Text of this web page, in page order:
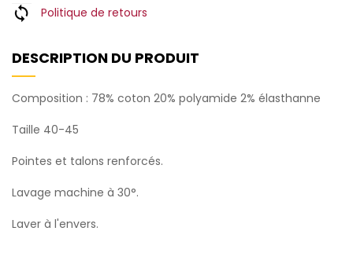
Politique de retours
DESCRIPTION DU PRODUIT
Composition : 78% coton 20% polyamide 2% élasthanne
Taille 40-45
Pointes et talons renforcés.
Lavage machine à 30°.
Laver à l'envers.